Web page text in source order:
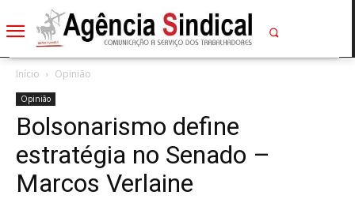
Início Opinião
Opinião
Bolsonarismo define
estratégia no Senado –
Marcos Verlaine